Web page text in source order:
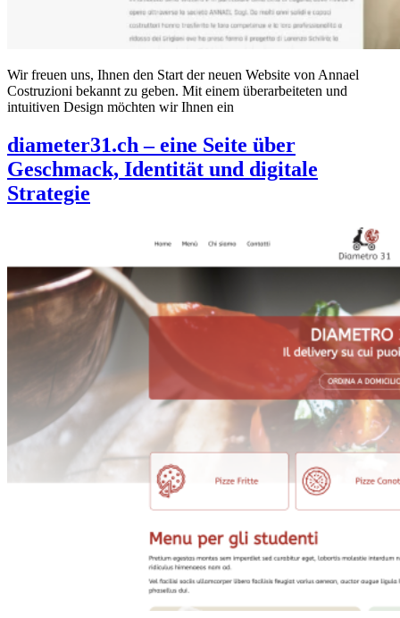
Wir freuen uns, Ihnen den Start der neuen Website von Annael
Costruzioni bekannt zu geben. Mit einem überarbeiteten und
intuitiven Design möchten wir Ihnen ein
diameter31.ch – eine Seite über
Geschmack, Identität und digitale
Strategie